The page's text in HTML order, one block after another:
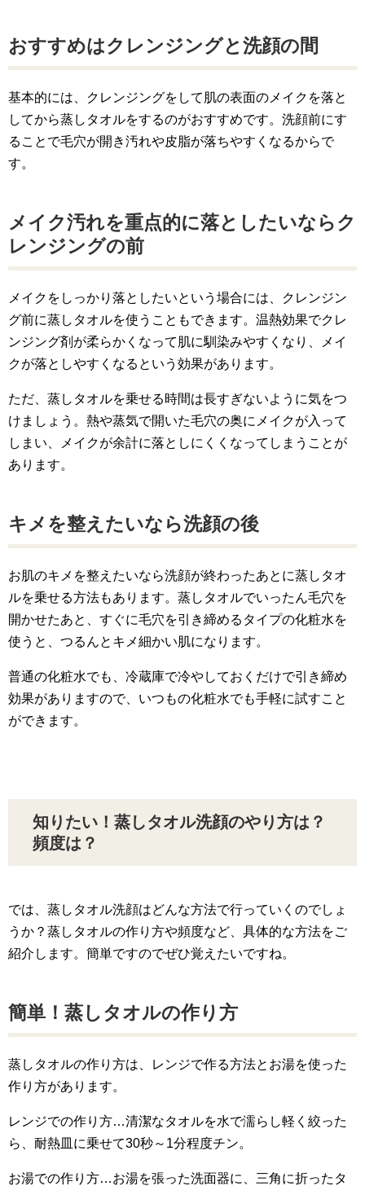
おすすめはクレンジングと洗顔の間
基本的には、クレンジングをして肌の表面のメイクを落と
してから蒸しタオルをするのがおすすめです。洗顔前にす
ることで毛穴が開き汚れや皮脂が落ちやすくなるからで
す。
メイク汚れを重点的に落としたいならク
レンジングの前
メイクをしっかり落としたいという場合には、クレンジン
グ前に蒸しタオルを使うこともできます。温熱効果でクレ
ンジング剤が柔らかくなって肌に馴染みやすくなり、メイ
クが落としやすくなるという効果があります。
ただ、蒸しタオルを乗せる時間は長すぎないように気をつ
けましょう。熱や蒸気で開いた毛穴の奥にメイクが入って
しまい、メイクが余計に落としにくくなってしまうことが
あります。
キメを整えたいなら洗顔の後
お肌のキメを整えたいなら洗顔が終わったあとに蒸しタオ
ルを乗せる方法もあります。蒸しタオルでいったん毛穴を
開かせたあと、すぐに毛穴を引き締めるタイプの化粧水を
使うと、つるんとキメ細かい肌になります。
普通の化粧水でも、冷蔵庫で冷やしておくだけで引き締め
効果がありますので、いつもの化粧水でも手軽に試すこと
ができます。
知りたい！蒸しタオル洗顔のやり方は？
頻度は？
では、蒸しタオル洗顔はどんな方法で行っていくのでしょ
うか？蒸しタオルの作り方や頻度など、具体的な方法をご
紹介します。簡単ですのでぜひ覚えたいですね。
簡単！蒸しタオルの作り方
蒸しタオルの作り方は、レンジで作る方法とお湯を使った
作り方があります。
レンジでの作り方…清潔なタオルを水で濡らし軽く絞った
ら、耐熱皿に乗せて30秒～1分程度チン。
お湯での作り方…お湯を張った洗面器に、三角に折ったタ